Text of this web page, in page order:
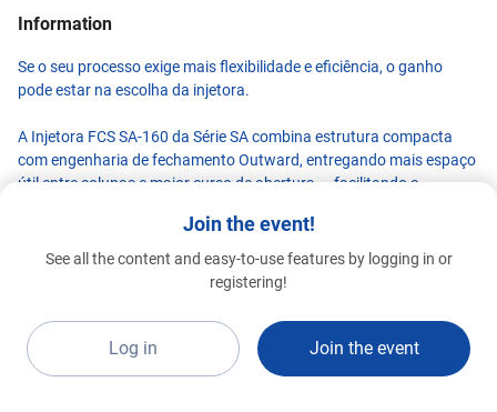
Information
Se o seu processo exige mais flexibilidade e eficiência, o ganho
pode estar na escolha da injetora.
A Injetora FCS SA-160 da Série SA combina estrutura compacta
com engenharia de fechamento Outward, entregando mais espaço
útil entre colunas e maior curso de abertura — facilitando a
Além disso, seu design otimizado permite uma redução de até 25%
aproveitamento do layout fabril.
⚙️ Destaques técnicos:
Join the event!
See all the content and easy-to-use features by logging in or
registering!
Log in Join the event